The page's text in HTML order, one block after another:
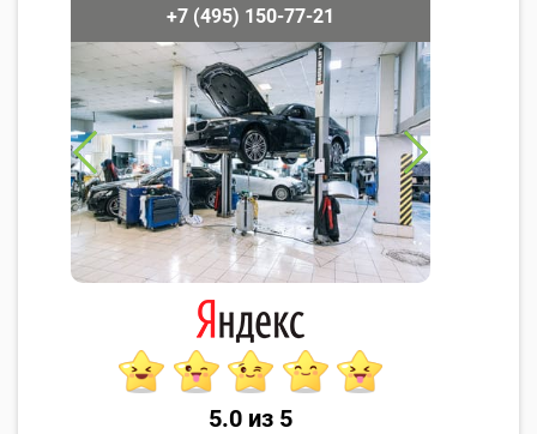
+7 (495) 150-77-21
5.0 из 5